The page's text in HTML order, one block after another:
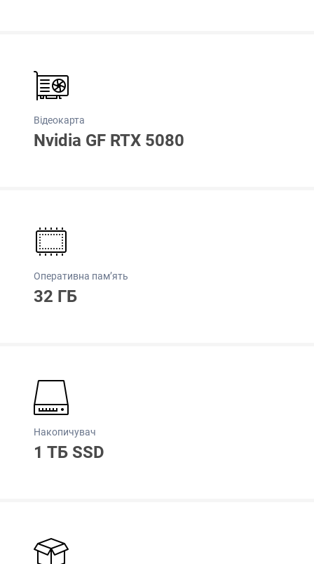
Відеокарта
Nvidia GF RTX 5080
Оперативна пам’ять
32 ГБ
Накопичувач
1 ТБ SSD